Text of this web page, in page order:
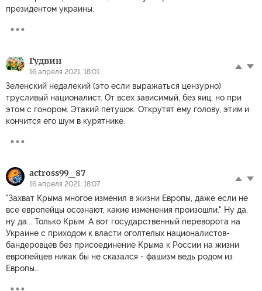
президентом украины.
Гудвин
16 апреля 2021, 18:01
Зеленский недалекий (это если выражаться цензурно)
трусливый националист. От всех зависимый, без яиц, но при
этом с гонором. Этакий петушок. Открутят ему голову, этим и
кончится его шум в курятнике.
actross99_87
16 апреля 2021, 18:07
"Захват Крыма многое изменил в жизни Европы, даже если не
все европейцы осознают, какие изменения произошли." Ну да,
ну да... Только Крым. А вот государственный переворота на
Украине с приходом к власти оголтелых националистов-
бандеровцев без присоединение Крыма к России на жизни
европейцев никак бы не сказался - фашизм ведь родом из
Европы...